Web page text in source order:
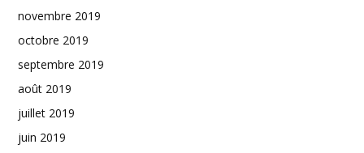
novembre 2019
octobre 2019
septembre 2019
août 2019
juillet 2019
juin 2019